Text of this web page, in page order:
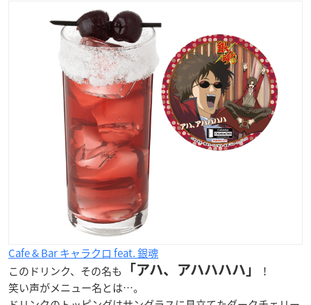
Cafe & Bar キャラクロ feat. 銀魂
このドリンク、その名も 「アハ、アハハハハ」
！
笑い声がメニュー名とは…。